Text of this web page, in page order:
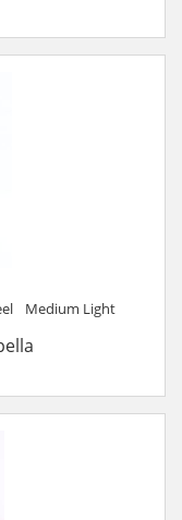
Medium Light